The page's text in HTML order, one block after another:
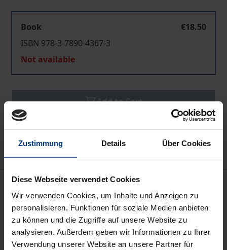
Zustimmung Details Über Cookies
Diese Webseite verwendet Cookies
Wir verwenden Cookies, um Inhalte und Anzeigen zu
personalisieren, Funktionen für soziale Medien anbieten
zu können und die Zugriffe auf unsere Website zu
analysieren. Außerdem geben wir Informationen zu Ihrer
Verwendung unserer Website an unsere Partner für
Book
€18.50
ISBN 978-3-7890-4367-3
Not available
Add to Cart
Add to Wish List
Delivery cost notice
Description
Angesichts knapper werdender Finanzmittel stellt
die Reform der öffentlichen Verwaltung eine der
zentralen Herausforderungen für Staat und